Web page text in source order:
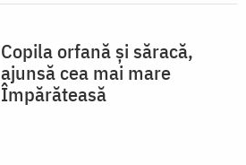
Copila orfană și săracă,
ajunsă cea mai mare
Împărăteasă